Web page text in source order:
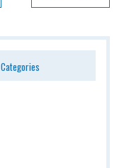
Categories